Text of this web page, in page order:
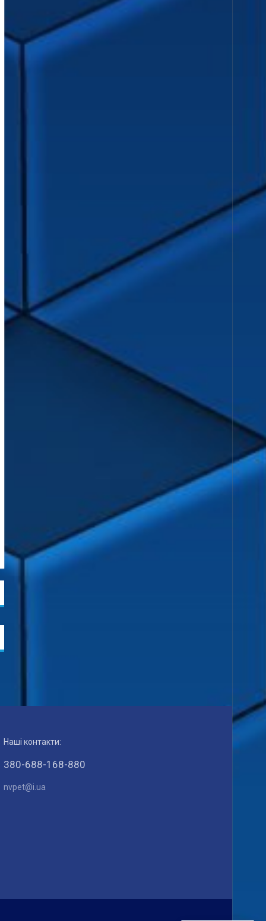
Наші контакти:
380-688-168-880
nvpet@i.ua